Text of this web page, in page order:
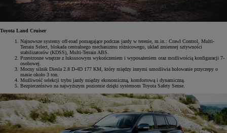
Toyota Land Cruiser
Najnowsze systemy off-road pomagające podczas jazdy w terenie, m.in.: Crawl Control, Multi-
Terrain Select, blokada centralnego mechanizmu różnicowego, układ zmiennej sztywności
stabilizatorów (KDSS), Multi-Terrain ABS.
Przestronne wnętrze z luksusowym wykończeniem i wyposażeniem oraz możliwością konfiguracji 7-
osobowej.
Mocny silnik Diesla 2.8 D-4D 177 KM, który między innymi umożliwia holowanie przyczepy o
masie około 3 ton.
Możliwość selekcji trybu jazdy między ekonomiczną, komfortową i dynamiczną.
Bezpieczeństwo na najwyższym poziomie dzięki systemom Toyota Safety Sense.